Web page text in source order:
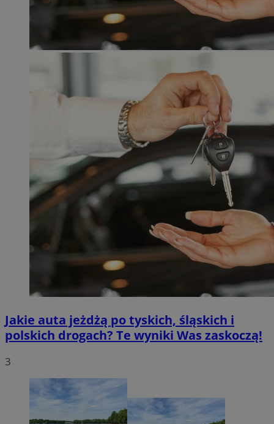
Jakie auta jeżdżą po tyskich, śląskich i
polskich drogach? Te wyniki Was zaskoczą!
3